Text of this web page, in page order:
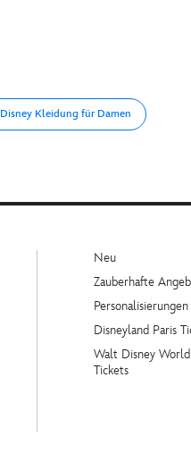
Disney Kleidung für Damen
Neu
Zauberhafte
Personalisierungen
Disneyland Paris
Walt Disney World
Tickets